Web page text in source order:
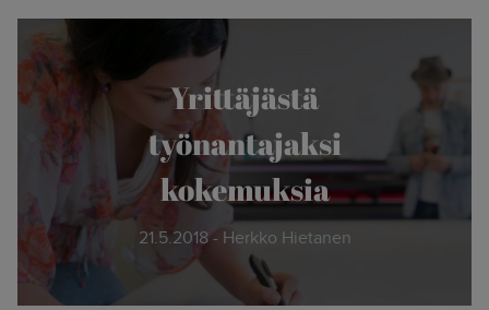
Yrittäjästä
työnantajaksi
kokemuksia
21.5.2018 - Herkko Hietanen